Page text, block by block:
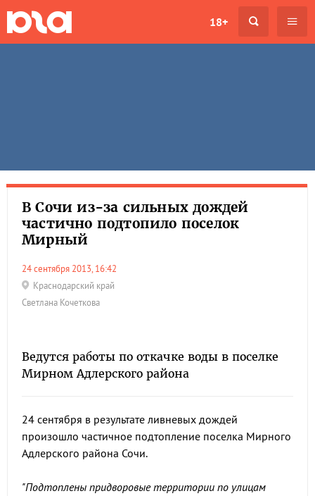
18+
В Сочи из-за сильных дождей
частично подтопило поселок
Мирный
24 сентября 2013, 16:42
Краснодарский край
Светлана Кочеткова
Ведутся работы по откачке воды в поселке
Мирном Адлерского района
24 сентября в результате ливневых дождей
произошло частичное подтопление поселка Мирного
Адлерского района Сочи.
"Подтоплены придворовые территории по улицам